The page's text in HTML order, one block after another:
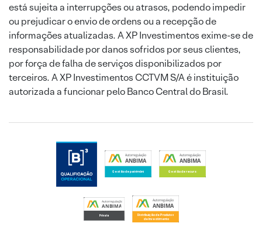
está sujeita a interrupções ou atrasos, podendo impedir
ou prejudicar o envio de ordens ou a recepção de
informações atualizadas. A XP Investimentos exime-se de
responsabilidade por danos sofridos por seus clientes,
por força de falha de serviços disponibilizados por
terceiros. A XP Investimentos CCTVM S/A é instituição
autorizada a funcionar pelo Banco Central do Brasil.